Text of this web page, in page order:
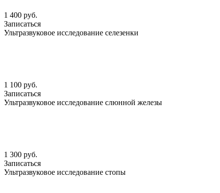
1 400 руб.
Записаться
Ультразвуковое исследование селезенки
1 100 руб.
Записаться
Ультразвуковое исследование слюнной железы
1 300 руб.
Записаться
Ультразвуковое исследование стопы